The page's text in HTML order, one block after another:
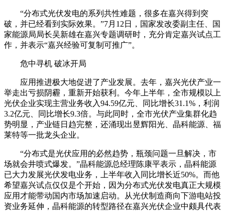
“分布式光伏发电的系列共性难题，很多在嘉兴得到突
破，并已经看到实际效果。”7月12日，国家发改委副主任、国
家能源局局长吴新雄在嘉兴专题调研时，充分肯定嘉兴试点工
作，并表示“嘉兴经验可复制可推广”。
危中寻机 破冰开局
应用推进极大地促进了产业发展。去年，嘉兴光伏产业一
举走出亏损阴霾，重新开始获利。今年上半年，全市规模以上
光伏企业实现主营业务收入94.59亿元、同比增长31.1%，利润
3.2亿元、同比增长9.3倍。与此同时，全市光伏产业集群化趋
势明显，产业链日趋完整，还涌现出昱辉阳光、晶科能源、福
莱特等一批龙头企业。
“分布式是光伏应用的必然趋势，瓶颈问题一旦解决，市
场就会井喷式爆发。”晶科能源总经理陈康平表示，晶科能源
已大力发展光伏发电业务，上半年收入同比增长近50%。而他
希望嘉兴试点仅仅是个开始，因为分布式光伏发电真正大规模
应用才能带动国内市场加速启动。从光伏制造商向下游电站投
资业务延伸，晶科能源的转型路径在嘉兴光伏企业中颇具代表